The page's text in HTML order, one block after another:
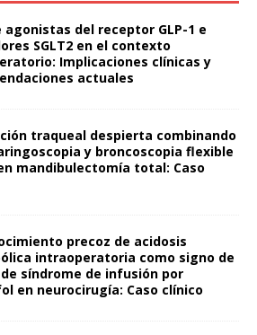
agonistas del receptor GLP-1 e
SGLT2 en el contexto
Implicaciones clínicas y
actuales
traqueal despierta combinando
y broncoscopia flexible
mandibulectomía total: Caso
precoz de acidosis
intraoperatoria como signo de
síndrome de infusión por
en neurocirugía: Caso clínico